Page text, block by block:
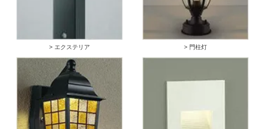
> エクステリア > 門柱灯